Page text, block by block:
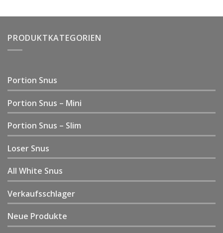
PRODUKTKATEGORIEN
Portion Snus
Portion Snus – Mini
Portion Snus – Slim
Loser Snus
All White Snus
Verkaufsschlager
Neue Produkte